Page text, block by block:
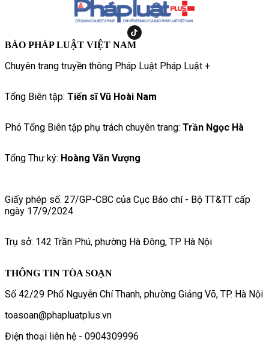
BÁO PHÁP LUẬT VIỆT NAM
Chuyên trang truyền thông Pháp Luật Pháp Luật +
Tổng Biên tập: Tiến sĩ Vũ Hoài Nam
Phó Tổng Biên tập phụ trách chuyên trang: Trần Ngọc Hà
Tổng Thư ký: Hoàng Văn Vượng
Giấy phép số: 27/GP-CBC của Cục Báo chí - Bộ TT&TT cấp
ngày 17/9/2024
Trụ sở: 142 Trần Phú, phường Hà Đông, TP Hà Nội
THÔNG TIN TÒA SOẠN
Số 42/29 Phố Nguyễn Chí Thanh, phường Giảng Võ, TP. Hà Nội
toasoan@phapluatplus.vn
Điện thoại liên hệ - 0904309996